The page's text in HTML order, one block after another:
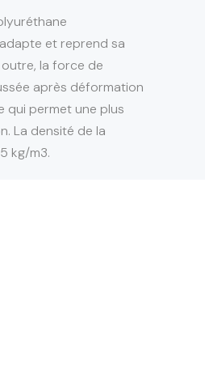
et reprend sa
la force de
après déformation
qui permet une plus
La densité de la
kg/m3.